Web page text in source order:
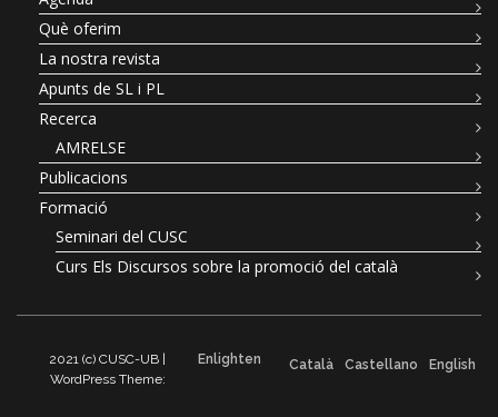
Què oferim
La nostra revista
Apunts de SL i PL
Recerca
AMRELSE
Publicacions
Formació
Seminari del CUSC
Curs Els Discursos sobre la promoció del català
2021 (c) CUSC-UB |
WordPress Theme:
Enlighten Català Castellano English